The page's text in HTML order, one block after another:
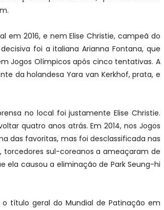
em 2016, e nem Elise Christie, campeã do
foi a italiana Arianna Fontana, que
Jogos Olímpicos após cinco tentativas. A
da holandesa Yara van Kerkhof, prata, e
no local foi justamente Elise Christie.
quatro anos atrás. Em 2014, nos Jogos
das favoritas, mas foi desclassificada nas
torcedores sul-coreanos a ameaçaram de
ela causou a eliminação de Park Seung-hi
título geral do Mundial de Patinação em